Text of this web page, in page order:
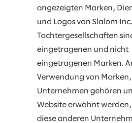
angezeigten Marken,
und Logos von Slalom
Tochtergesellschaften
eingetragenen und nicht
eingetragenen Marken.
Verwendung von
Unternehmen gehören
Website erwähnt
diese anderen